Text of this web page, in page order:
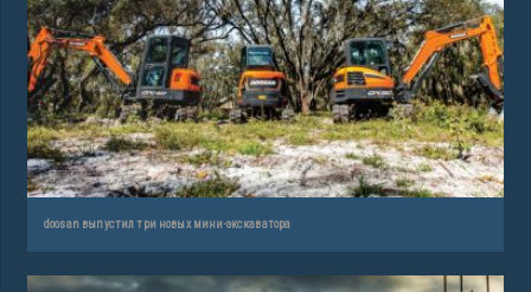
doosan выпустил три новых мини-экскаватора